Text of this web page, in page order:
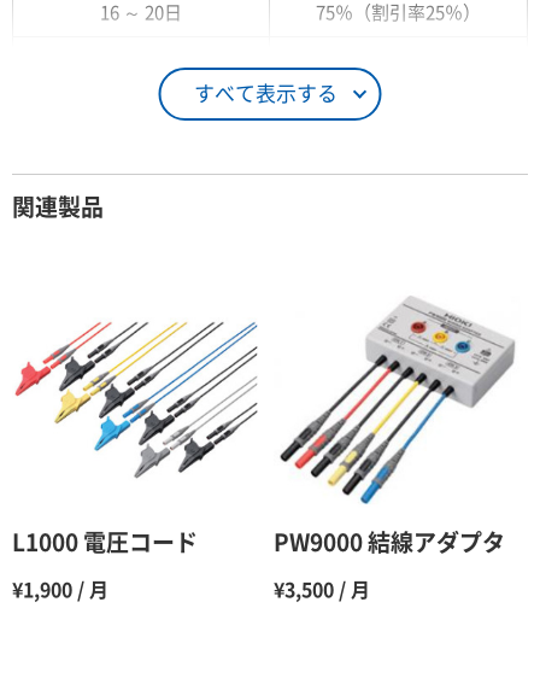
すべて表示する
16 ～ 20日 75％（割引率25％）
26日 ～ 1ヶ月 100％（割引率 0％）
2ヶ月 90％（割引率10％）
3ヶ月 80％（割引率20％）
4ヶ月 75％（割引率25％）
5ヶ月 70％（割引率30％）
関連製品
L1000 電圧コード
¥1,900 / 月
PW9000 結線アダプタ
¥3,500 / 月